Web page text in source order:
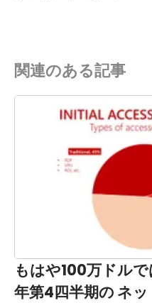
関連のある記事
もはや100万ドル
年第4四半期の ネ